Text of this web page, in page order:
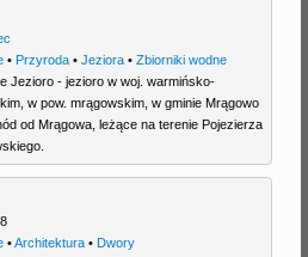
• Przyroda• Jeziora• Zbiorniki wodne
Jezioro - jezioro w woj. warmińsko-
w pow. mrągowskim, w gminie Mrągowo
od Mrągowa, leżące na terenie Pojezierza
•Architektura• Dwory